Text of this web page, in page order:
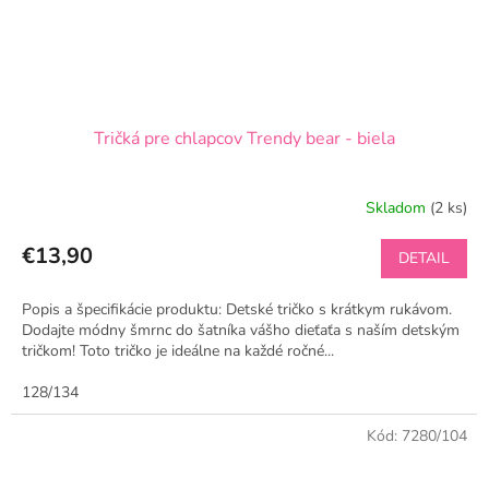
Tričká pre chlapcov Trendy bear - biela
Skladom (2 ks)
€13,90 DETAIL
Popis a špecifikácie produktu: Detské tričko s krátkym rukávom.
Dodajte módny šmrnc do šatníka vášho dieťaťa s naším detským
tričkom! Toto tričko je ideálne na každé ročné...
128/134
Kód: 7280/104